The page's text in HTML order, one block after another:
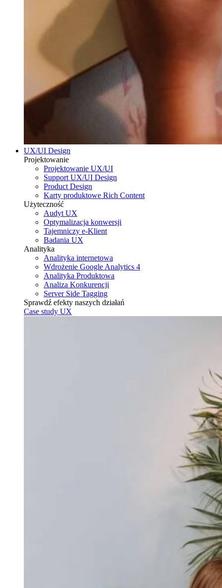
UX/UI Design
Projektowanie
Projektowanie UX/UI
Support UX/UI Design
Product Design
Karty produktowe Rich Content
Użyteczność
Audyt UX
Optymalizacja konwersji
Tajemniczy e-Klient
Badania UX
Analityka
Analityka internetowa
Wdrożenie Google Analytics 4
Analityka Produktowa
Analiza Konkurencji
Server Side Tagging
Sprawdź efekty naszych działań
Case study UX